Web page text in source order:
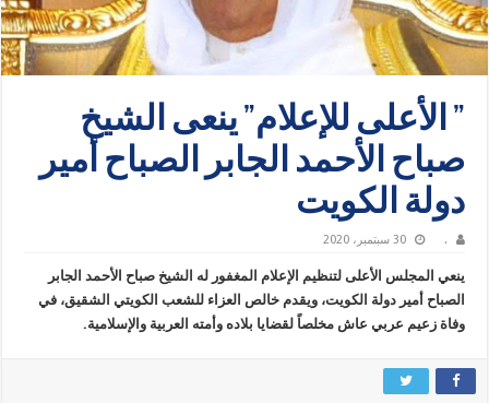
” الأعلى للإعلام” ينعى الشيخ
صباح الأحمد الجابر الصباح أمير
دولة الكويت
. 30 سبتمبر، 2020
ينعي المجلس الأعلى لتنظيم الإعلام المغفور له الشيخ صباح الأحمد الجابر
الصباح أمير دولة الكويت، ويقدم خالص العزاء للشعب الكويتي الشقيق، في
وفاة زعيم عربي عاش مخلصاً لقضايا بلاده وأمته العربية والإسلامية.